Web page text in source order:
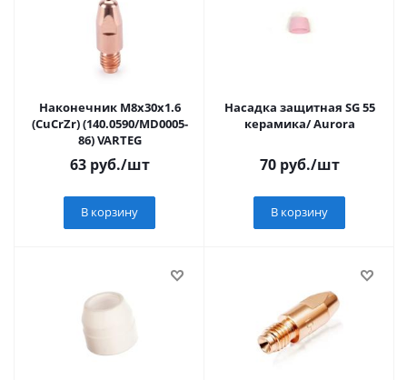
Наконечник М8х30х1.6
(CuCrZr) (140.0590/MD0005-
86) VARTEG
63руб./шт
В корзину
Насадка защитная SG 55
керамика/ Aurora
70руб./шт
В корзину